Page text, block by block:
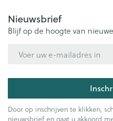
Nieuwsbrief
Blijf op de hoogte van
Door op inschrijven te klikken,
nieuwsbrief en gaat u akkoord